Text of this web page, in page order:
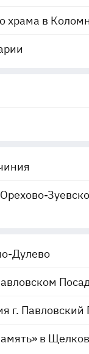
храма в
Дулево
г. Павловский
в